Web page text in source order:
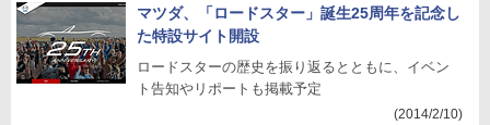
マツダ、「ロードスター」誕生25周年を記念し
た特設サイト開設
ロードスターの歴史を振り返るとともに、イベン
ト告知やリポートも掲載予定
(2014/2/10)